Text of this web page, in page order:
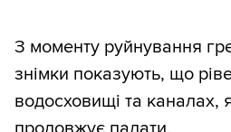
З моменту руйнування
знімки показують, що
водосховищі та каналах,